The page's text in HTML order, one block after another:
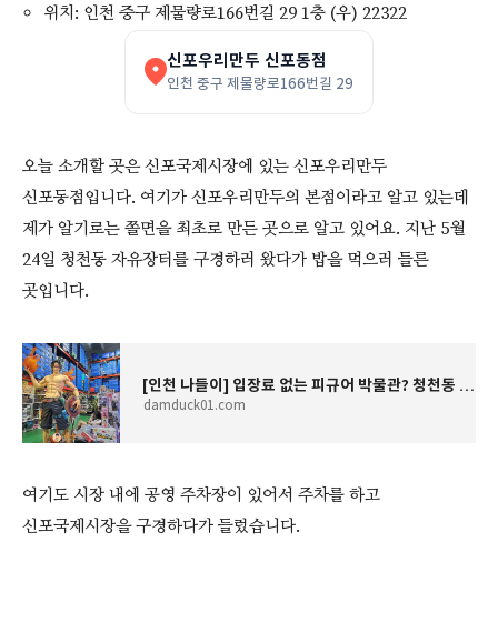
위치: 인천 중구 제물량로166번길 29 1층 (우) 22322
신포우리만두 신포동점
인천 중구 제물량로166번길 29
오늘 소개할 곳은 신포국제시장에 있는 신포우리만두
신포동점입니다. 여기가 신포우리만두의 본점이라고 알고 있는데
제가 알기로는 쫄면을 최초로 만든 곳으로 알고 있어요. 지난 5월
24일 청천동 자유장터를 구경하러 왔다가 밥을 먹으러 들른
곳입니다.
[인천 나들이] 입장료 없는 피규어 박물관? 청천동 '자유장터' 키덜트 천국 방문기
damduck01.com
여기도 시장 내에 공영 주차장이 있어서 주차를 하고
신포국제시장을 구경하다가 들렀습니다.